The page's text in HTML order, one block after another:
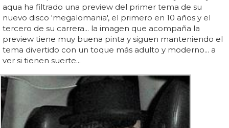
aqua ha filtrado una preview del primer tema de su
nuevo disco 'megalomania', el primero en 10 años y el
tercero de su carrera... la imagen que acompaña la
preview tiene muy buena pinta y siguen manteniendo el
tema divertido con un toque más adulto y moderno... a
ver si tienen suerte...